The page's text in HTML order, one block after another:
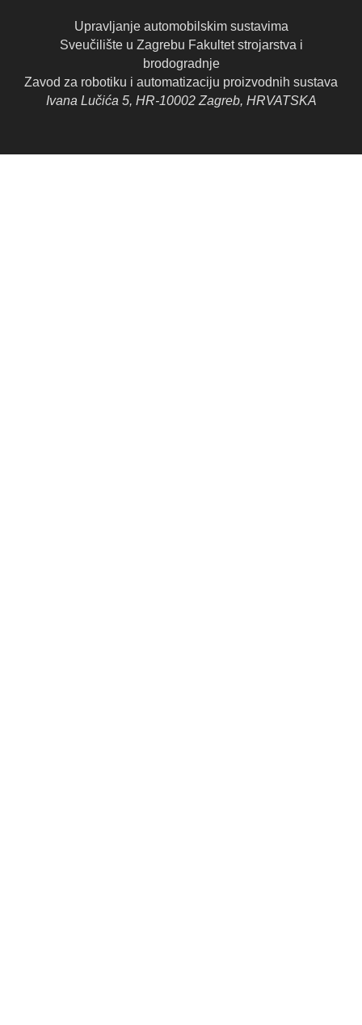
Upravljanje automobilskim sustavima
Sveučilište u Zagrebu Fakultet strojarstva i
brodogradnje
Zavod za robotiku i automatizaciju proizvodnih sustava
Ivana Lučića 5, HR-10002 Zagreb, HRVATSKA